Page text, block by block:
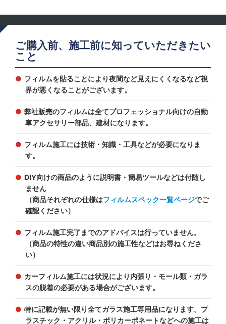
ご購入前、施工前に知っていただきたい
こと
フィルムを貼ることにより夜間など見えにくくなるなど視
界が悪くなることがございます。
弊社販売のフィルムは全てプロフェッショナル向けの自動
車アクセサリー部品、建材になります。
フィルム施工には技術・知識・工具などが必要になりま
す。
DIY向けの商品のように説明書・簡易ツールなどは付随し
ません
（商品それぞれの仕様はフィルムスペック一覧ページでご
確認ください）
フィルム施工完了までのアドバイスは行っていません。
（商品の特性の違い商品別の施工性などはお尋ねくださ
い）
カーフィルム施工には状況により内張り・モール類・ガラ
スの脱着の必要がある場合がございます。
特に記載が無い限り全てガラス施工専用品になります。プ
ラスチック・アクリル・ポリカーポネートなどへの施工は